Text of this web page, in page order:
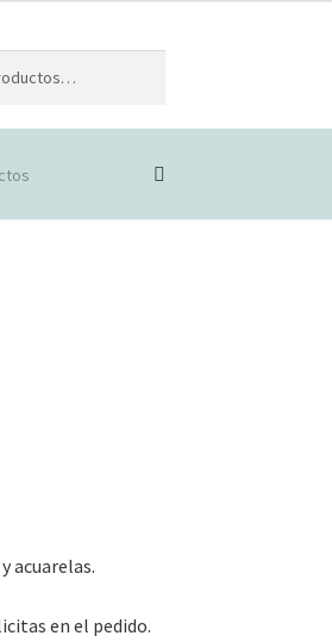
acuarelas.
en el pedido.